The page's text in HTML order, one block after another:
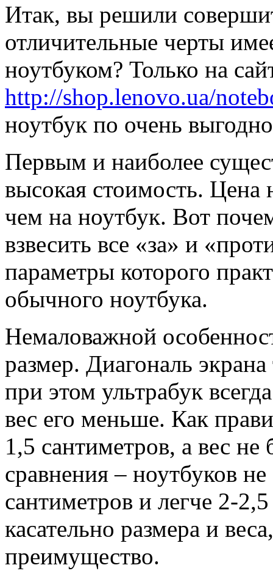
Итак, вы решили
отличительные черты
ноутбуком? Только на
http://shop.lenovo.ua/
ноутбук по очень
Первым и наиболее
высокая стоимость. Цена
чем на ноутбук. Вот
взвесить все «за» и
параметры которого
обычного ноутбука.
Немаловажной
размер. Диагональ
при этом ультрабук
вес его меньше. Как
1,5 сантиметров, а вес
сравнения – ноутбуков
сантиметров и легче 2-
касательно размера и
преимущество.